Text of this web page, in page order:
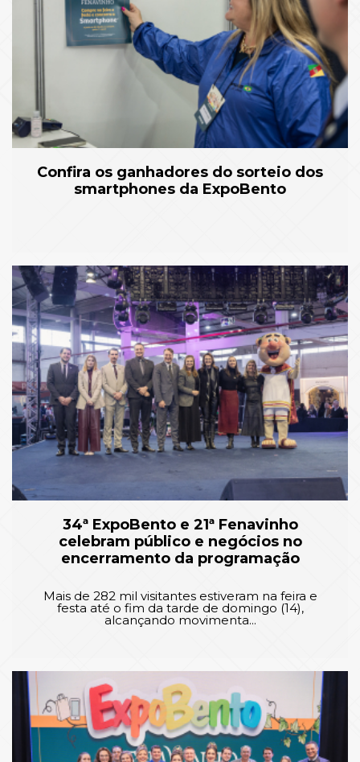
Confira os ganhadores do sorteio dos
smartphones da ExpoBento
34ª ExpoBento e 21ª Fenavinho
celebram público e negócios no
encerramento da programação
Mais de 282 mil visitantes estiveram na feira e
festa até o fim da tarde de domingo (14),
alcançando movimenta...